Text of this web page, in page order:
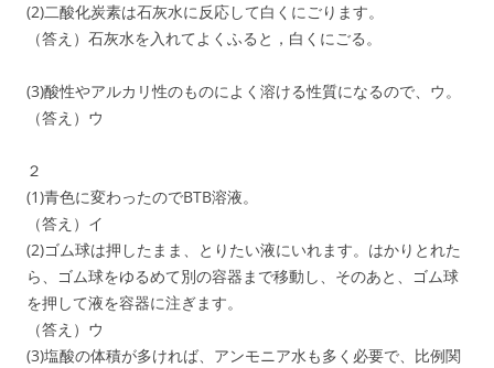
(2)二酸化炭素は石灰水に反応して白くにごります。
（答え）石灰水を入れてよくふると，白くにごる。
(3)酸性やアルカリ性のものによく溶ける性質になるので、ウ。
（答え）ウ
２
(1)青色に変わったのでBTB溶液。
（答え）イ
(2)ゴム球は押したまま、とりたい液にいれます。はかりとれた
ら、ゴム球をゆるめて別の容器まで移動し、そのあと、ゴム球
を押して液を容器に注ぎます。
（答え）ウ
(3)塩酸の体積が多ければ、アンモニア水も多く必要で、比例関